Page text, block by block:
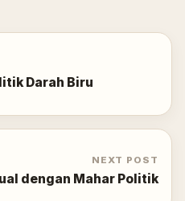
Darah Biru
NEXT POST
dengan Mahar Politik